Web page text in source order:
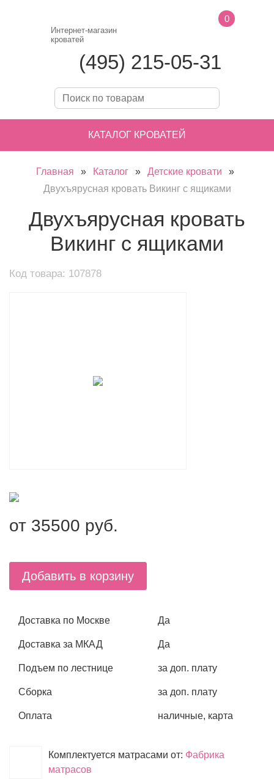
Интернет-магазин
кроватей
(495) 215-05-31
0
КАТАЛОГ КРОВАТЕЙ
Главная » Каталог » Детские кровати
»
Двухъярусная кровать Викинг с ящиками
Двухъярусная кровать
Викинг с ящиками
Код товара: 107878
от 35500 руб.
Добавить в корзину
Доставка по Москве Да
Доставка за МКАД Да
Подъем по лестнице за доп. плату
Сборка за доп. плату
Оплата наличные, карта
Комплектуется матрасами от: Фабрика
матрасов